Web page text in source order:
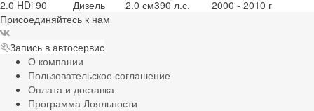
2.0 HDi 90
Дизель 2.0 см390 л.с.
2000 - 2010 г
Присоединяйтесь к нам
Запись в автосервис
О компании
Пользовательское соглашение
Оплата и доставка
Программа Лояльности